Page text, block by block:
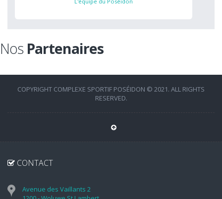
Nos Partenaires
COPYRIGHT COMPLEXE SPORTIF POSÉIDON © 2021. ALL RIGHTS
RESERVED.
CONTACT
Avenue des Vaillants 2